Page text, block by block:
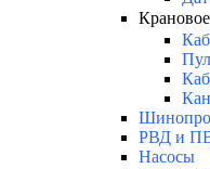
РВД и
Насосы